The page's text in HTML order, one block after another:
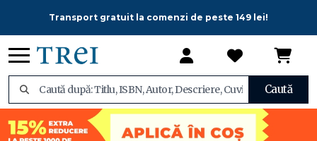
Transport gratuit la comenzi de peste 149 lei!
Caută